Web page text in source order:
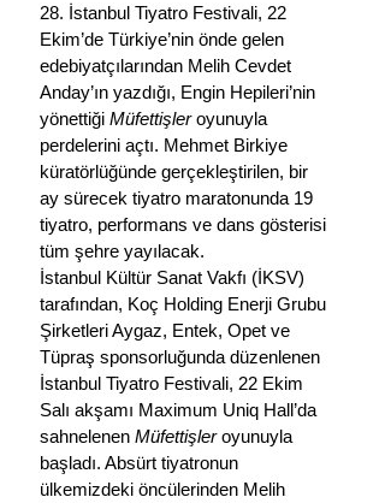
28. İstanbul Tiyatro Festivali, 22
Ekim’de Türkiye’nin önde gelen
edebiyatçılarından Melih Cevdet
Anday’ın yazdığı, Engin Hepileri’nin
yönettiği Müfettişler oyunuyla
perdelerini açtı. Mehmet Birkiye
küratörlüğünde gerçekleştirilen, bir
ay sürecek tiyatro maratonunda 19
tiyatro, performans ve dans gösterisi
tüm şehre yayılacak.
İstanbul Kültür Sanat Vakfı (İKSV)
tarafından, Koç Holding Enerji Grubu
Şirketleri Aygaz, Entek, Opet ve
Tüpraş sponsorluğunda düzenlenen
İstanbul Tiyatro Festivali, 22 Ekim
Salı akşamı Maximum Uniq Hall’da
sahnelenen Müfettişler oyunuyla
başladı. Absürt tiyatronun
ülkemizdeki öncülerinden Melih